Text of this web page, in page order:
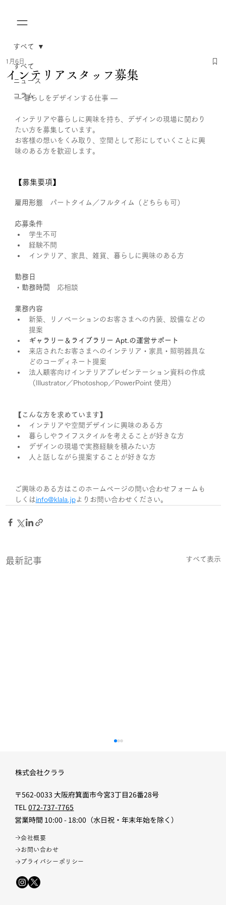
すべて
ニュース
コラム
すべて
インテリアスタッフ募集
1月6日
― 暮らしをデザインする仕事 ―
インテリアや暮らしに興味を持ち、デザインの現場に関わり
たい方を募集しています。
お客様の想いをくみ取り、空間として形にしていくことに興
味のある方を歓迎します。
【募集要項】
雇用形態 パートタイム／フルタイム（どちらも可）
応募条件
学生不可
経験不問
インテリア、家具、雑貨、暮らしに興味のある方
勤務日
・勤務時間
応相談
業務内容
新築、リノベーションのお客さまへの内装、設備などの
提案
ギャラリー＆ライブラリー Apt.の運営サポート
来店されたお客さまへのインテリア・家具・照明器具な
どのコーディネート提案
法人顧客向けインテリアプレゼンテーション資料の作成
（Illustrator／Photoshop／PowerPoint 使用）
【こんな方を求めています】
インテリアや空間デザインに興味のある方
暮らしやライフスタイルを考えることが好きな方
デザインの現場で実務経験を積みたい方
人と話しながら提案することが好きな方
ご興味のある方はこのホームページの問い合わせフォームも
しくは info@klala.jpよりお問い合わせください。
最新記事 すべて表示
リノベは図面の外にある
株式会社クララ
〒562-0033 大阪府箕面市今宮3丁目26番28号
TEL072-737-7765
​営業時間 10:00 - 18:00（水日祝・年末年始を除く）
会社概要
お問い合わせ
プライバシーポリシー